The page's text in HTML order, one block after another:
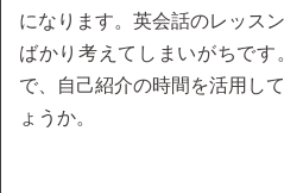
になります。英会話のレッス
ばかり考えてしまいがちで
で、自己紹介の時間を活用し
ょうか。